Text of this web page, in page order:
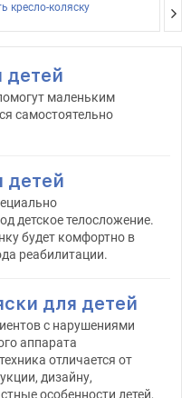
кресло-коляску
детей
маленьким
самостоятельно
детей
детское телосложение.
будет комфортно в
реабилитации.
для детей
с нарушениями
аппарата
отличается от
дизайну,
особенности детей,